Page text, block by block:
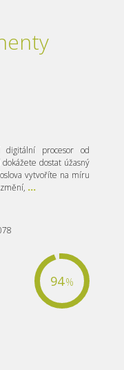
digitální procesor od
dostat úžasný
vytvoříte na míru
...
94%